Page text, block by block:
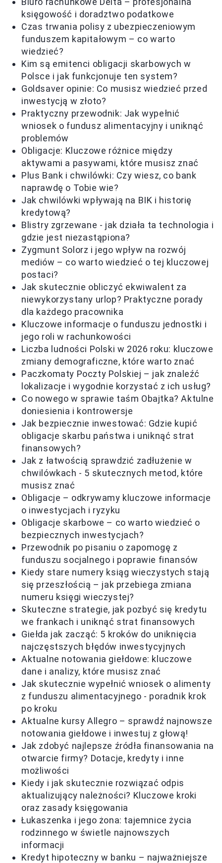
księgowość i doradztwo podatkowe
Czas trwania polisy z ubezpieczeniowym
funduszem kapitałowym – co warto
wiedzieć?
Kim są emitenci obligacji skarbowych w
Polsce i jak funkcjonuje ten system?
Goldsaver opinie: Co musisz wiedzieć przed
inwestycją w złoto?
Praktyczny przewodnik: Jak wypełnić
wniosek o fundusz alimentacyjny i uniknąć
problemów
Obligacje: Kluczowe różnice między
aktywami a pasywami, które musisz znać
Plus Bank i chwilówki: Czy wiesz, co bank
naprawdę o Tobie wie?
Jak chwilówki wpływają na BIK i historię
kredytową?
Blistry zgrzewane - jak działa ta technologia i
gdzie jest niezastąpiona?
Zygmunt Solorz i jego wpływ na rozwój
mediów – co warto wiedzieć o tej kluczowej
postaci?
Jak skutecznie obliczyć ekwiwalent za
niewykorzystany urlop? Praktyczne porady
dla każdego pracownika
Kluczowe informacje o funduszu jednostki i
jego roli w rachunkowości
Liczba ludności Polski w 2026 roku: kluczowe
zmiany demograficzne, które warto znać
Paczkomaty Poczty Polskiej – jak znaleźć
lokalizacje i wygodnie korzystać z ich usług?
Co nowego w sprawie taśm Obajtka? Aktulne
doniesienia i kontrowersje
Jak bezpiecznie inwestować: Gdzie kupić
obligacje skarbu państwa i uniknąć strat
finansowych?
Jak z łatwością sprawdzić zadłużenie w
chwilówkach - 5 skutecznych metod, które
musisz znać
Obligacje – odkrywamy kluczowe informacje
o inwestycjach i ryzyku
Obligacje skarbowe – co warto wiedzieć o
bezpiecznych inwestycjach?
Przewodnik po pisaniu o zapomogę z
funduszu socjalnego i poprawie finansów
Kiedy stare numery ksiąg wieczystych stają
się przeszłością – jak przebiega zmiana
numeru księgi wieczystej?
Skuteczne strategie, jak pozbyć się kredytu
we frankach i uniknąć strat finansowych
Giełda jak zacząć: 5 kroków do uniknięcia
najczęstszych błędów inwestycyjnych
Aktualne notowania giełdowe: kluczowe
dane i analizy, które musisz znać
Jak skutecznie wypełnić wniosek o alimenty
z funduszu alimentacyjnego - poradnik krok
po kroku
Aktualne kursy Allegro – sprawdź najnowsze
notowania giełdowe i inwestuj z głową!
Jak zdobyć najlepsze źródła finansowania na
otwarcie firmy? Dotacje, kredyty i inne
możliwości
Kiedy i jak skutecznie rozwiązać odpis
aktualizujący należności? Kluczowe kroki
oraz zasady księgowania
Łukaszenka i jego żona: tajemnice życia
rodzinnego w świetle najnowszych
informacji
Kredyt hipoteczny w banku – najważniejsze